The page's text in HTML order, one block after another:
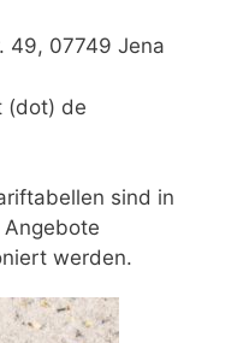
49, 07749 Jena
(dot) de
sind in
werden.